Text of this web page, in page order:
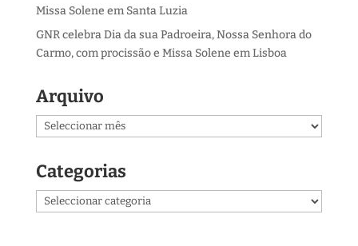
Missa Solene em Santa Luzia
GNR celebra Dia da sua Padroeira, Nossa Senhora do
Carmo, com procissão e Missa Solene em Lisboa
Arquivo
Arquivo
Categorias
Categorias